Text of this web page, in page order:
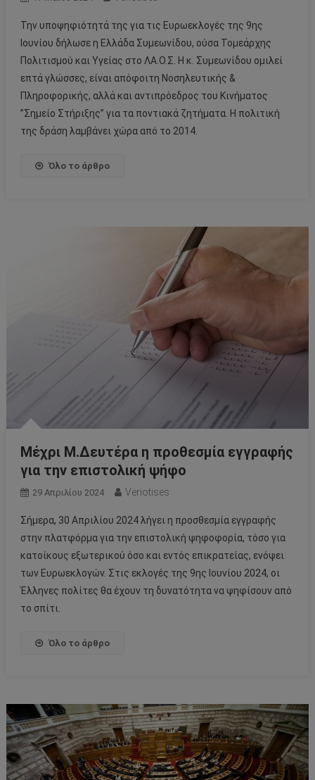
Την υποψηφιότητά της για τις Ευρωεκλογές της 9ης
Ιουνίου δήλωσε η Ελλάδα Συμεωνίδου, ούσα Τομεάρχης
Πολιτισμού και Υγείας στο ΛΑ.Ο.Σ. Η κ. Συμεωνίδου ομιλεί
επτά γλώσσες, είναι απόφοιτη Νοσηλευτικής &
Πληροφορικής, αλλά και αντιπρόεδρος του Κινήματος
”Σημείο Στήριξης” για τα ποντιακά ζητήματα. Η πολιτική
της δράση λαμβάνει χώρα από το 2014.
Όλο το άρθρο
Μέχρι Μ.Δευτέρα η προθεσμία εγγραφής
για την επιστολική ψήφο
29 Απριλίου 2024 Veriotises
Σήμερα, 30 Απριλίου 2024 λήγει η προσθεσμία εγγραφής
στην πλατφόρμα για την επιστολική ψηφοφορία, τόσο για
κατοίκους εξωτερικού όσο και εντός επικρατείας, ενόψει
των Ευρωεκλογών. Στις εκλογές της 9ης Ιουνίου 2024, οι
Έλληνες πολίτες θα έχουν τη δυνατότητα να ψηφίσουν από
το σπίτι.
Όλο το άρθρο